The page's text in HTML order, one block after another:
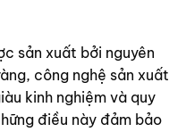
sản xuất bởi nguyên
công nghệ sản xuất
kinh nghiệm và quy
điều này đảm bảo